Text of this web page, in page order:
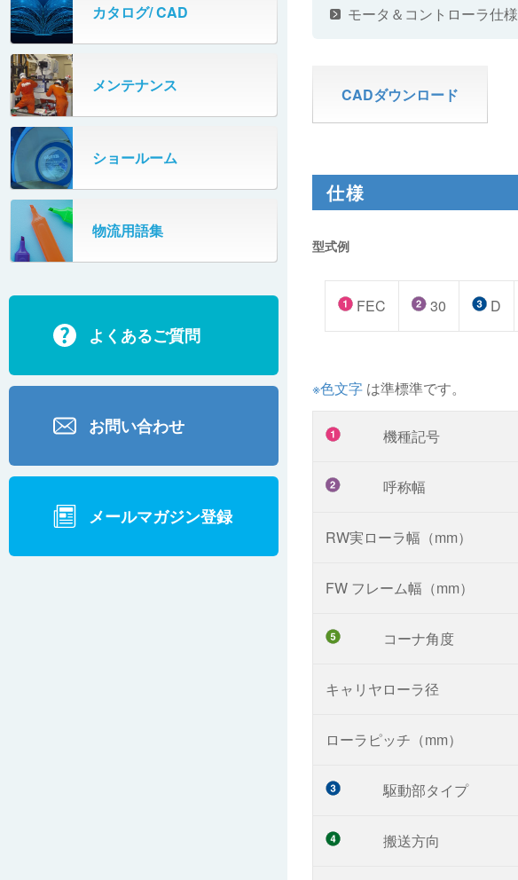
PHC350・PHC330
PZC150・PZC110
DHC350
667
SR802
ECD500A・ECD800・ECD1500
ECD2700
BD200・BD1000
米袋自動投入装置
フローラック自動補充装置
牛乳パック自動投入装置
ターンコンベヤ
マルチレーンダイバータ®
カーゴタイザ
カタログ/ CAD
メンテナンス
ショールーム
物流用語集
よくあるご質問
お問い合わせ
メールマガジン登録
モータ＆コントローラ仕様
CADダウンロード
仕様
型式例
FEC 30 D
※色文字 は準標準です。
機種記号
呼称幅
RW実ローラ幅（mm）
FW フレーム幅（mm）
コーナ角度
キャリヤローラ径
ローラピッチ（mm）
駆動部タイプ
搬送方向